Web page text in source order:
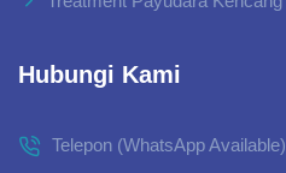
Hubungi Kami
Telepon (WhatsApp Available)